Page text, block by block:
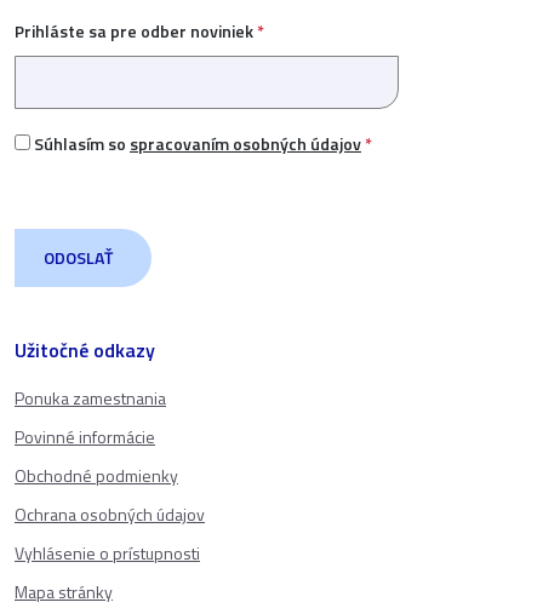
Užitočné odkazy
Ponuka zamestnania
Povinné informácie
Obchodné podmienky
Ochrana osobných údajov
Vyhlásenie o prístupnosti
Mapa stránky
Prihláste sa pre odber noviniek*
Súhlasím so spracovaním osobných údajov*